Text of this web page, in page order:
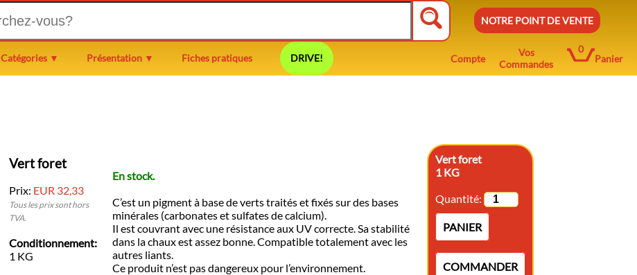
NOTRE POINT DE VENTE
Catégories ▼ Présentation ▼ Fiches pratiques DRIVE! Compte
Vos
Commandes
0
Panier
Vert foret
Prix: EUR 32,33
Tous les prix sont hors
TVA.
Conditionnement:
1 KG
En stock.
C’est un pigment à base de verts traités et fixés sur des bases
minérales (carbonates et sulfates de calcium).
Il est couvrant avec une résistance aux UV correcte. Sa stabilité
dans la chaux est assez bonne. Compatible totalement avec les
autres liants.
Ce produit n’est pas dangereux pour l’environnement.
Vert foret
1 KG
Quantité:
PANIER
COMMANDER